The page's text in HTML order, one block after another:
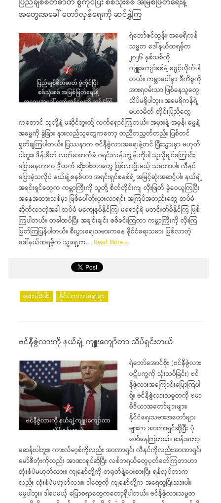
အတွေးအခေါ် တော်လှန်ရေးကို ဆင်နွှဲကြ
ရဲဘော်ဇင်ထွန်း အမေရိကန်
သမ္မတ ဒေါ်နယ်ထရမ့်က
၂၀၂၆ နှစ်သစ်ကို
ကျူးကျော်စစ်နဲ့ စဖွင့်လိုက်ပါ
တယ်။ ကမ္ဘာပေါ်မှာ ဒီကိစ္စကို
အားရဝမ်းသာ ဖြစ်နေသူတွေ
သိပ်မရှိပါဘူး။ အမေရိကန်ရဲ့
မဟာမိတ် တိုင်းပြည်တွေ
ကတောင် သူတို့နဲ့ မဆိုင်ဘူးလို့ လက်ရှောင်ကြတယ်။ အမှားနဲ့ အမှန်၊ ဓမ္မနဲ့
အဓမ္မကို ခွဲခြား နားလည်သူတွေကတော့ တညီတညွတ်တည်း ပြစ်တင်
ရှုတ်ချကြပါတယ်။ ပြဿနာက ဗင်နီဇွဲလားအရေးနဲ့တင် ပြီးသွားမှာ မဟုတ်
ပါဘူး။ ဒိန်းမိတ် လက်အောက်ခံ ဂရင်းလန်းကျွန်းကိုပါ သူလိုချင်ကြောင်း
ပြောနေတာက ဒီ့ထက် ဆိုးဝါးတာတွေ ဖြစ်လာဦးမယ့် သဘောပါ။ လီနင်
ပြောခဲ့သလိုပဲ နယ်ချဲ့စနစ်ဟာ အရင်းရှင်စနစ်ရဲ့ အမြင့်ဆုံးအဆင့်ပါ။ နယ်ချဲ့
အရင်းရှင်တွေက ကမ္ဘာကြီးကို သူတို့ စိတ်တိုင်းကျ လှီးဖြတ် ခွဲဝေယူကြပြီး
အနေအထားသစ်မှာ ဖြစ်ပေါ်တိုးပွားလာရင်း အကြပ်အတည်းတွေ ထပ်မံ
ဆိုက်လာတဲ့အခါ ထပ်မံ မကျေနပ်နိုင်ကြ၊ မရောင့်ရဲ မတင်းတိမ်နိုင်ကြ ဖြစ်
ကြပါတယ်။ တခါထပ်ပြီး အချင်းချင်း စစ်ခင်းကြကာ ကမ္ဘာကြီးကို လှီးကြ
ဖြတ်ကြပြန်ပါတယ်။ စီးပွားရေးသမားကနေ နိုင်ငံရေးသမား ဖြစ်လာတဲ့
ဒေါ်နယ်ထရမ့်က သူ့ရှေ့က…Read More »
ဆောင်းပါး နိုင်ငံတကာရေးရာ
ဗင်နီဇွဲလားကို နယ်ချဲ့ ကျူးကျော်တာ သိပ်ရှင်းတယ်
ရဲဘော်အောင်စိုး (ဗင်နီဇွဲလား
ပဋိပက္ခကို သုံးသပ်ခြင်း) ဗင်
နီဇွဲလားအကြောင်းပြောကြပါ
စို့။ ဗင်နီဇွဲလားသမ္မတကို ဗမာ
မီဒီယာအတော်များများ၊
နိုင်ငံရေးသမားအတော်များ
များက အာဏာရှင်ဆိုပြီး ပုံ
ဖော်နေကြတယ်။ ဆန်းတော့
မဆန်းပါဘူး။ ကားလ်မာ့စ်ကိုလည်း အာဏာရှင်၊ လီနင်ကိုလည်းအာဏာရှင်၊
မော်စီတုံးကိုလည်း အာဏာရှင်ဆိုပြီး လစ်ဘရယ်တွေပုတ်ခတ်ကြတာဟာ
ထုံးစံပဲမဟုတ်လား။ ကျနော်တို့ကို တရုတ်နဲ့ပေးစားပြီး ရန်လုပ်တာက
လည်း ထုံးစံပဲမဟုတ်လား။ ဒါတွေကို ကျနော်တို့က အရေထူပြီးသားပါ။
မမှုပါဘူး။ ဒါပေမယ့် ပြောစရာတွေကတော့ရှိပါတယ်။ ဗင်နီဇွဲလားသမ္မတ